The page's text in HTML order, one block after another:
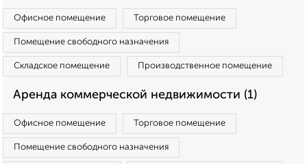
Офисное помещение Торговое помещение
Помещение свободного назначения
Складское помещение Производственное помещение
Аренда коммерческой недвижимости (1)
Офисное помещение Торговое помещение
Помещение свободного назначения